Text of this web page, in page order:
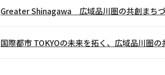
Greater Shinagawa 広域品川圏の共創まち
国際都市 TOKYOの未来を拓く、広域品川圏の